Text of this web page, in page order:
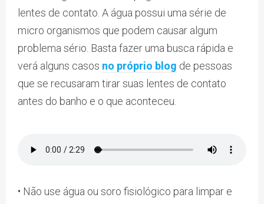
lentes de contato. A água possui uma série de
micro organismos que podem causar algum
problema sério. Basta fazer uma busca rápida e
verá alguns casos no próprio blog de pessoas
que se recusaram tirar suas lentes de contato
antes do banho e o que aconteceu.
• Não use água ou soro fisiológico para limpar e